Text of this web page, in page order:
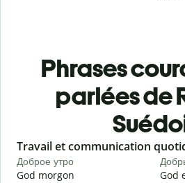
Phrases
parlées de
Slide 1 of 6
Travail et communication
Доброе утро
God morgon
God